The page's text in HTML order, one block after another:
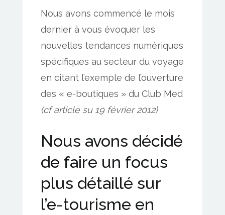
secteur
du
tourisme,
en
1ère
place
pour
commerce!
Nous avons commencé le mois
dernier à vous évoquer les
nouvelles tendances numériques
spécifiques au secteur du voyage
en citant l’exemple de l’ouverture
des « e-boutiques » du Club Med
(cf article su 19 février 2012)
Nous avons décidé
de faire un focus
plus détaillé sur
l’e-tourisme en